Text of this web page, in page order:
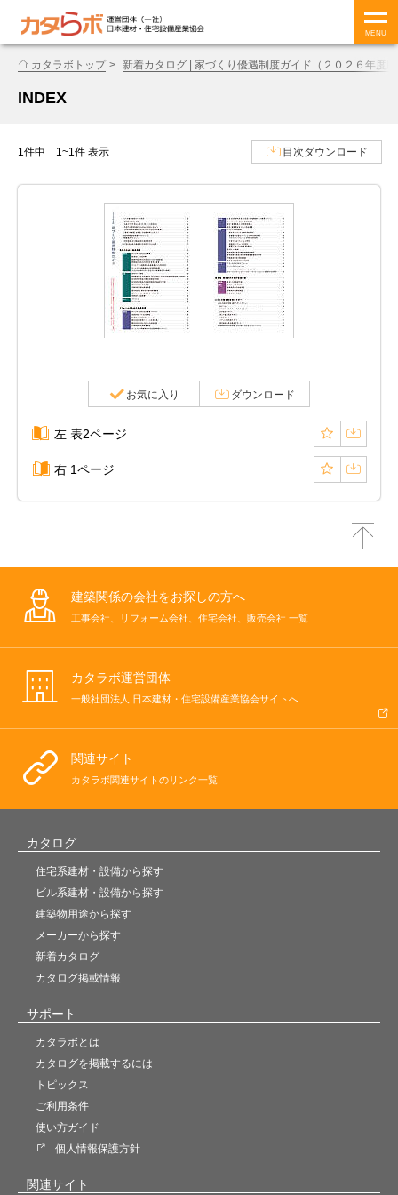
MENU
カタラボトップ 新着カタログ | 家づくり優遇制度ガイド（２０２６年度
INDEX
1件中 1~1件 表示 目次ダウンロード
お気に入り ダウンロード
左 表2ページ
右 1ページ
建築関係の会社をお探しの方へ
工事会社、リフォーム会社、住宅会社、販売会社 一覧
カタラボ運営団体
一般社団法人 日本建材・住宅設備産業協会サイトへ
関連サイト
カタラボ関連サイトのリンク一覧
カタログ
住宅系建材・設備から探す
ビル系建材・設備から探す
建築物用途から探す
メーカーから探す
新着カタログ
カタログ掲載情報
サポート
カタラボとは
カタログを掲載するには
トピックス
ご利用条件
使い方ガイド
個人情報保護方針
関連サイト